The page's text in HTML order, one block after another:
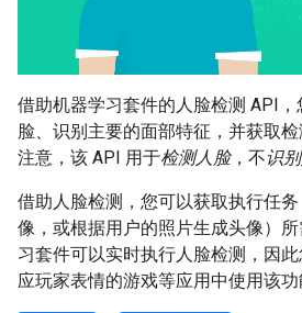
借助机器学习套件的人脸检测 API，
脸、识别主要的面部特征，并获取
注意，该 API 用于检测人脸，不识
借助人脸检测，您可以获取执行任
像，或根据用户的照片生成头像）
习套件可以实时执行人脸检测，因
应玩家表情的游戏等应用中使用该功